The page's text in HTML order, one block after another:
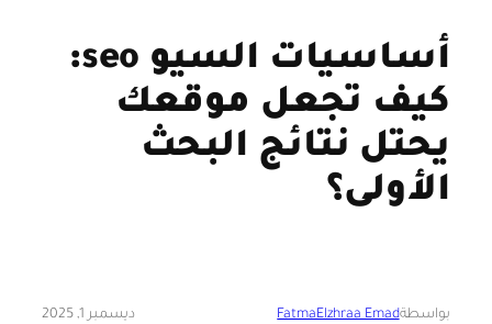
أساسيات السيو seo:
كيف تجعل موقعك
يحتل نتائج البحث
الأولى؟
بواسطةFatmaElzhraa Emad ديسمبر 1, 2025